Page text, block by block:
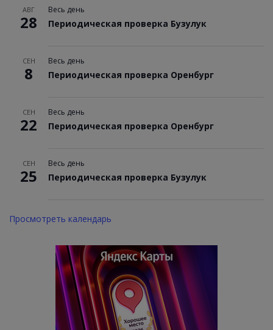
АВГ
28
Весь день
Периодическая проверка Бузулук
СЕН
8
Весь день
Периодическая проверка Оренбург
СЕН
22
Весь день
Периодическая проверка Оренбург
СЕН
25
Весь день
Периодическая проверка Бузулук
Просмотреть календарь